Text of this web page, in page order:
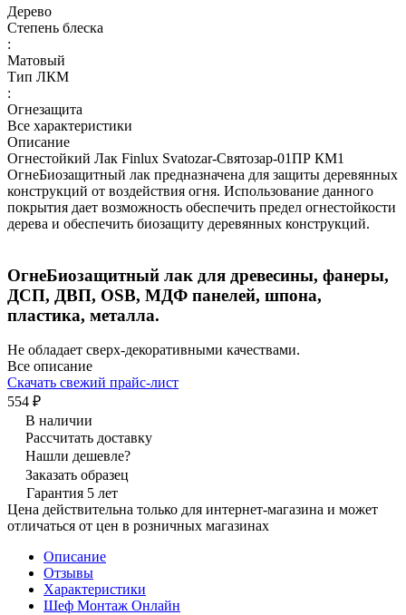
Дерево
Степень блеска
:
Матовый
Тип ЛКМ
:
Огнезащита
Все характеристики
Описание
Огнестойкий Лак Finlux Svatozar-Святозар-01ПР КМ1
ОгнеБиозащитный лак предназначена для защиты деревянных
конструкций от воздействия огня. Использование данного
покрытия дает возможность обеспечить предел огнестойкости
дерева и обеспечить биозащиту деревянных конструкций.
ОгнеБиозащитный лак для древесины, фанеры,
ДСП, ДВП, OSB, МДФ панелей, шпона,
пластика, металла.
Не обладает сверх-декоративными качествами.
Все описание
Скачать свежий прайс-лист
554 ₽
В наличии
Рассчитать доставку
Нашли дешевле?
Заказать образец
Гарантия 5 лет
Цена действительна только для интернет-магазина и может
отличаться от цен в розничных магазинах
Описание
Отзывы
Характеристики
Шеф Монтаж Онлайн